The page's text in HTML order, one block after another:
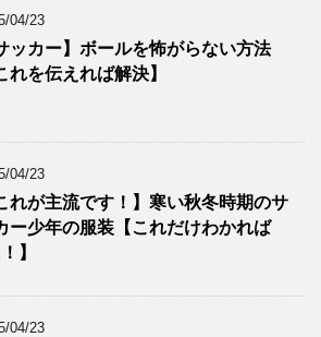
04/23
ッカー】ボールを怖がらない方法
れを伝えれば解決】
04/23
れが主流です！】寒い秋冬時期のサ
ー少年の服装【これだけわかれば
】
04/23